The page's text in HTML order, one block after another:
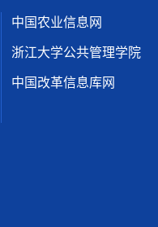
中国农业信息网
浙江大学公共管理学院
中国改革信息库网